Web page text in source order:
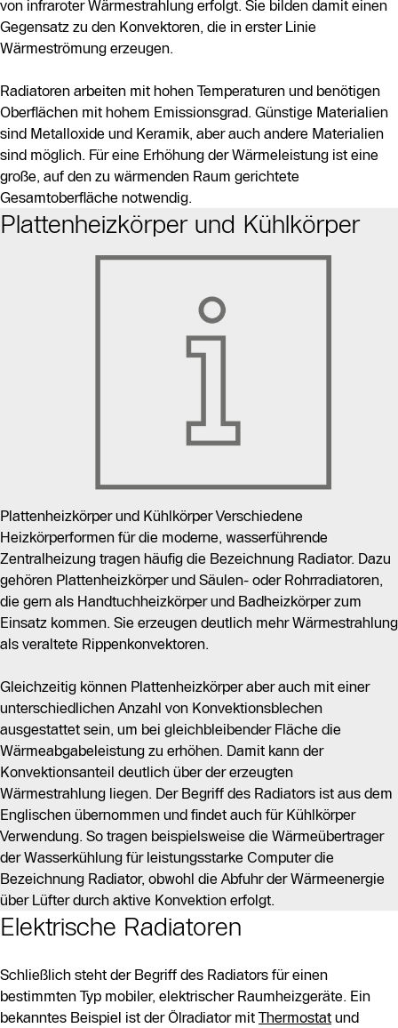
von infraroter Wärmestrahlung erfolgt. Sie bilden damit einen
Gegensatz zu den Konvektoren, die in erster Linie
Wärmeströmung erzeugen.
Radiatoren arbeiten mit hohen Temperaturen und benötigen
Oberflächen mit hohem Emissionsgrad. Günstige Materialien
sind Metalloxide und Keramik, aber auch andere Materialien
sind möglich. Für eine Erhöhung der Wärmeleistung ist eine
große, auf den zu wärmenden Raum gerichtete
Gesamtoberfläche notwendig.
Plattenheizkörper und Kühlkörper
Plattenheizkörper und Kühlkörper Verschiedene
Heizkörperformen für die moderne, wasserführende
Zentralheizung tragen häufig die Bezeichnung Radiator. Dazu
gehören Plattenheizkörper und Säulen- oder Rohrradiatoren,
die gern als Handtuchheizkörper und Badheizkörper zum
Einsatz kommen. Sie erzeugen deutlich mehr Wärmestrahlung
als veraltete Rippenkonvektoren.
Gleichzeitig können Plattenheizkörper aber auch mit einer
unterschiedlichen Anzahl von Konvektionsblechen
ausgestattet sein, um bei gleichbleibender Fläche die
Wärmeabgabeleistung zu erhöhen. Damit kann der
Konvektionsanteil deutlich über der erzeugten
Wärmestrahlung liegen. Der Begriff des Radiators ist aus dem
Englischen übernommen und findet auch für Kühlkörper
Verwendung. So tragen beispielsweise die Wärmeübertrager
der Wasserkühlung für leistungsstarke Computer die
Bezeichnung Radiator, obwohl die Abfuhr der Wärmeenergie
über Lüfter durch aktive Konvektion erfolgt.
Elektrische Radiatoren
Schließlich steht der Begriff des Radiators für einen
bestimmten Typ mobiler, elektrischer Raumheizgeräte. Ein
bekanntes Beispiel ist der Ölradiator mitThermostat und